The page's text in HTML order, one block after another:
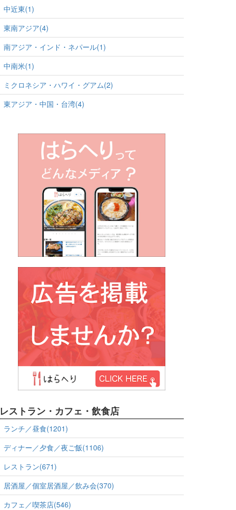
中近東(1)
東南アジア(4)
南アジア・インド・ネパール(1)
中南米(1)
ミクロネシア・ハワイ・グアム(2)
東アジア・中国・台湾(4)
レストラン・カフェ・飲食店
ランチ／昼食(1201)
ディナー／夕食／夜ご飯(1106)
レストラン(671)
居酒屋／個室居酒屋／飲み会(370)
カフェ／喫茶店(546)